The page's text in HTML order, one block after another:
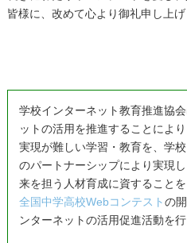
皆様に、改めて心より御礼申し上げ
学校インターネット教育推進協
ットの活用を推進することによ
実現が難しい学習・教育を、学
のパートナーシップにより実現
来を担う人材育成に資すること
全国中学高校Webコンテストの
ンターネットの活用促進活動を行